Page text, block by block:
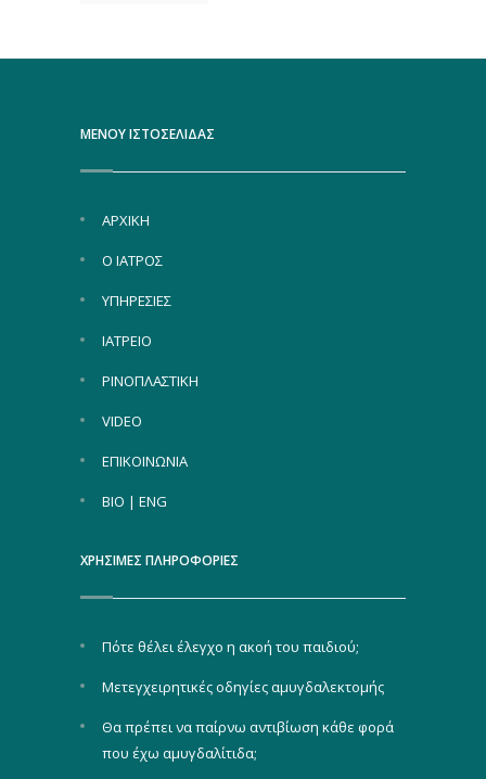
ΜΕΝΟΥ ΙΣΤΟΣΕΛΙΔΑΣ
ΑΡΧΙΚΗ
Ο ΙΑΤΡΟΣ
ΥΠΗΡΕΣΙΕΣ
ΙΑΤΡΕΙΟ
ΡΙΝΟΠΛΑΣΤΙΚΗ
VIDEO
ΕΠΙΚΟΙΝΩΝΙΑ
BIO | ENG
ΧΡΗΣΙΜΕΣ ΠΛΗΡΟΦΟΡΙΕΣ
Πότε θέλει έλεγχο η ακοή του παιδιού;
Μετεγχειρητικές οδηγίες αμυγδαλεκτομής
Θα πρέπει να παίρνω αντιβίωση κάθε φορά
που έχω αμυγδαλίτιδα;